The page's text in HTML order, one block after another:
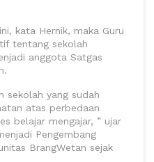
kata Hernik, maka Guru
tentang sekolah
anggota Satgas
sekolah yang sudah
atas perbedaan
belajar mengajar, ” ujar
Pengembang
BrangWetan sejak